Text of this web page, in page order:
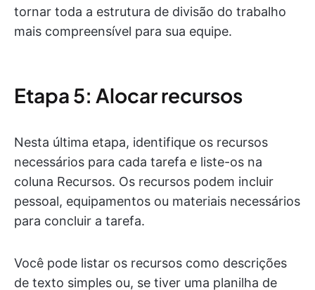
tornar toda a estrutura de divisão do trabalho
mais compreensível para sua equipe.
Etapa 5: Alocar recursos
Nesta última etapa, identifique os recursos
necessários para cada tarefa e liste-os na
coluna Recursos. Os recursos podem incluir
pessoal, equipamentos ou materiais necessários
para concluir a tarefa.
Você pode listar os recursos como descrições
de texto simples ou, se tiver uma planilha de